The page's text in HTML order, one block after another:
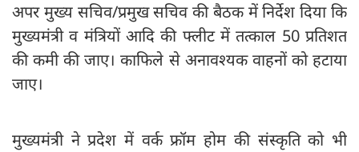
अपर मुख्य सचिव/प्रमुख सचिव की बैठक में निर्देश दिया कि
मुख्यमंत्री व मंत्रियों आदि की फ्लीट में तत्काल 50 प्रतिशत
की कमी की जाए। काफिले से अनावश्यक वाहनों को हटाया
जाए।
मुख्यमंत्री ने प्रदेश में वर्क फ्रॉम होम की संस्कृति को भी